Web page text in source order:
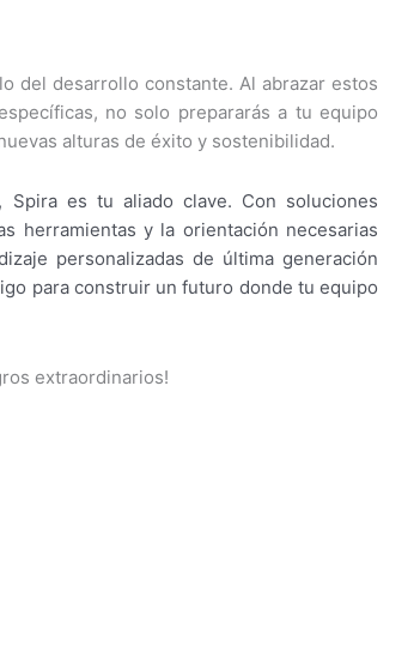
del desarrollo constante. Al abrazar estos
no solo prepararás a tu equipo
alturas de éxito y sostenibilidad.
Spira es tu aliado clave. Con soluciones
herramientas y la orientación necesarias
personalizadas de última generación
para construir un futuro donde tu equipo
extraordinarios!